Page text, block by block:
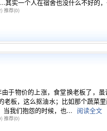
实一个人在宿舍也没什么不好的
推荐(0)
物价的上涨，食堂换老板了，
老板，这么抠油水；比如那个蔬菜
当我们抱怨的时候，也... 阅读全文
推荐(0)